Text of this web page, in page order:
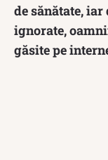
de sănătate,
ignorate,
găsite pe